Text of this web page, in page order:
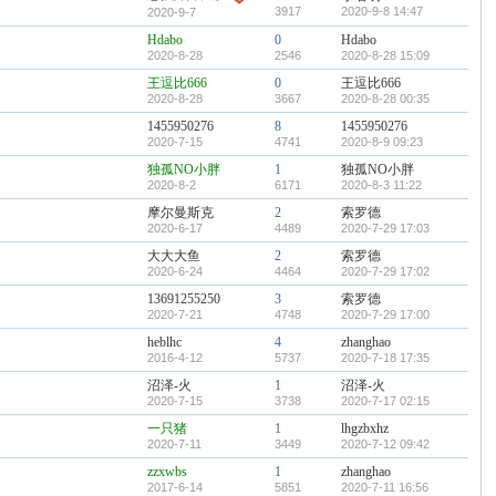
2020-9-7 3917 2020-9-8 14:47
Hdabo
2020-8-28
0
2546
Hdabo
2020-8-28 15:09
王逗比666
2020-8-28
0
3667
王逗比666
2020-8-28 00:35
1455950276
2020-7-15
8
4741
1455950276
2020-8-9 09:23
独孤NO小胖
2020-8-2
1
6171
独孤NO小胖
2020-8-3 11:22
摩尔曼斯克
2020-6-17
2
4489
索罗德
2020-7-29 17:03
大大大鱼
2020-6-24
2
4464
索罗德
2020-7-29 17:02
13691255250
2020-7-21
3
4748
索罗德
2020-7-29 17:00
heblhc
2016-4-12
4
5737
zhanghao
2020-7-18 17:35
沼泽-火
2020-7-15
1
3738
沼泽-火
2020-7-17 02:15
一只猪
2020-7-11
1
3449
lhgzbxhz
2020-7-12 09:42
zzxwbs
2017-6-14
1
5851
zhanghao
2020-7-11 16:56